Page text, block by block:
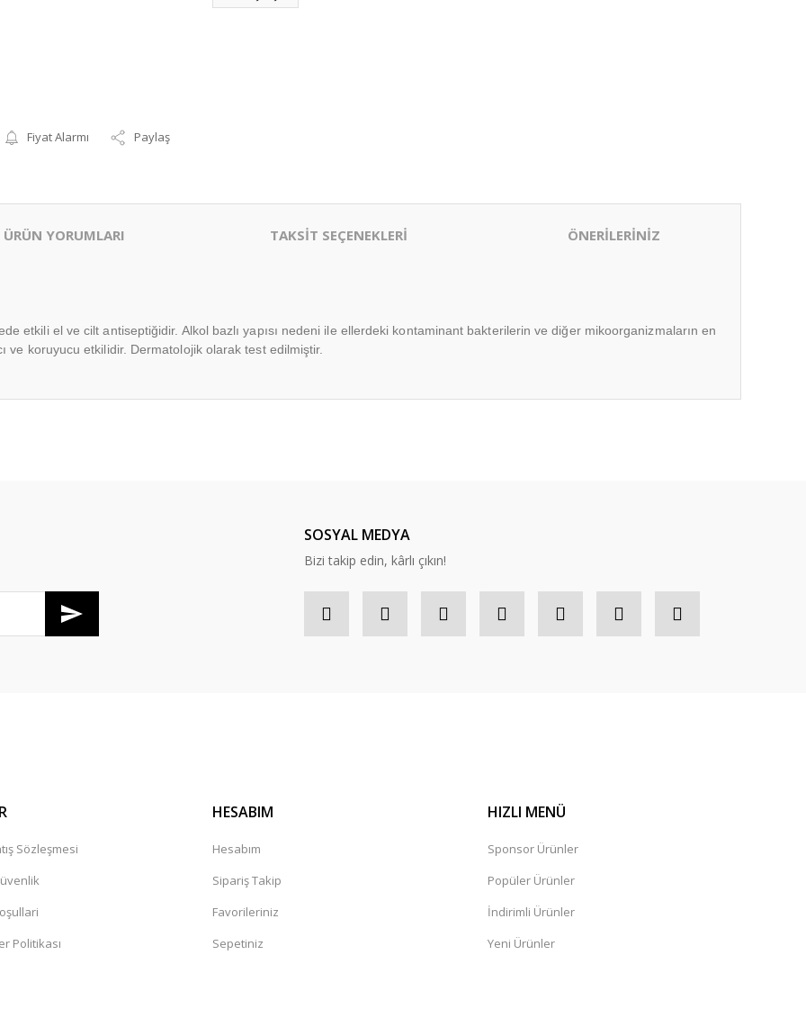
Fiyat Alarmı Paylaş
ÜRÜN YORUMLARI TAKSİT SEÇENEKLERİ ÖNERİLERİNİZ
etkili el ve cilt antiseptiğidir. Alkol bazlı yapısı nedeni ile ellerdeki kontaminant bakterilerin ve diğer mikoorganizmaların en
ve koruyucu etkilidir. Dermatolojik olarak test edilmiştir.
SOSYAL MEDYA
Bizi takip edin, kârlı çıkın!
Sözleşmesi
Politikası
HESABIM
Hesabım
Sipariş Takip
Favorileriniz
Sepetiniz
HIZLI MENÜ
Sponsor Ürünler
Popüler Ürünler
İndirimli Ürünler
Yeni Ürünler